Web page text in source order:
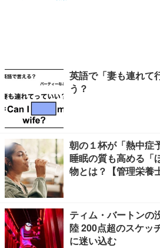
英語で「妻も連れて
う？
朝の１杯が「熱中症
睡眠の質も高める「
物とは？【管理栄養
ティム・バートンの
陸 200点超のスケッ
に迷い込む